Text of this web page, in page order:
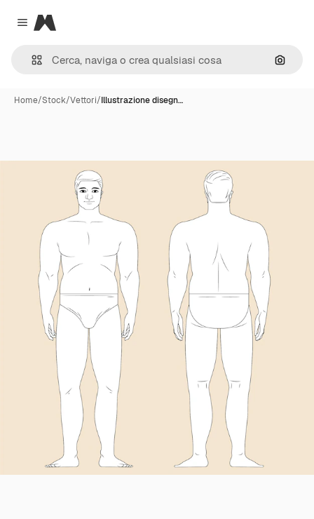
Close menu
Magnific
Cerca
Home/Stock/Vettori/Illustrazione disegn…